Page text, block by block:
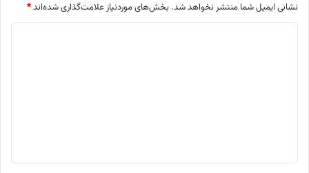
نشانی ایمیل شما منتشر نخواهد شد. بخش‌های موردنیاز علامت‌گذاری شده‌اند*